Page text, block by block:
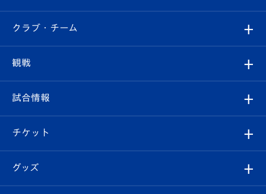
すべて
クラブ
試合情報
チケット
クラブ・チーム
クラブ概要
エンブレム紹介
観戦
観戦ルール
はじめての観戦ガイド
Revive Team
試合情報
試合日程/結果
フォトギャラリー
チケット
チケット
グッズ